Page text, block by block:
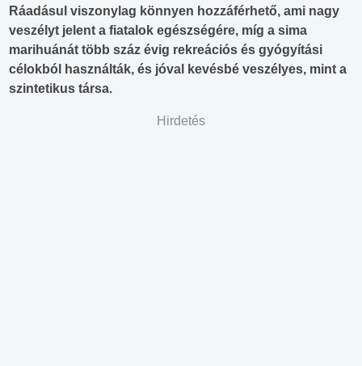
Ráadásul viszonylag könnyen hozzáférhető, ami nagy
veszélyt jelent a fiatalok egészségére, míg a sima
marihuánát több száz évig rekreációs és gyógyítási
célokból használták, és jóval kevésbé veszélyes, mint a
szintetikus társa.
Hirdetés